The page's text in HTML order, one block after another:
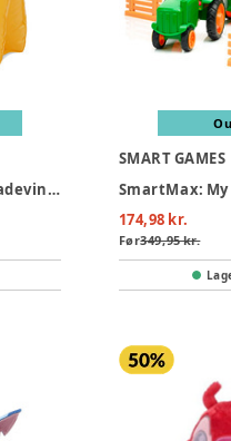
Vanilla Copenhagen Badevinger - Neon Hearts
SMART GAMES
174,98 kr.
Før349,95 kr.